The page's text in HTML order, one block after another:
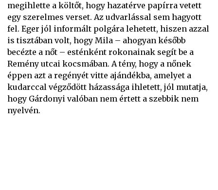
megihlette a költőt, hogy hazatérve papírra vetett
egy szerelmes verset. Az udvarlással sem hagyott
fel. Eger jól informált polgára lehetett, hiszen azzal
is tisztában volt, hogy Mila – ahogyan később
becézte a nőt – esténként rokonainak segít be a
Remény utcai kocsmában. A tény, hogy a nőnek
éppen azt a regényét vitte ajándékba, amelyet a
kudarccal végződött házassága ihletett, jól mutatja,
hogy Gárdonyi valóban nem értett a szebbik nem
nyelvén.